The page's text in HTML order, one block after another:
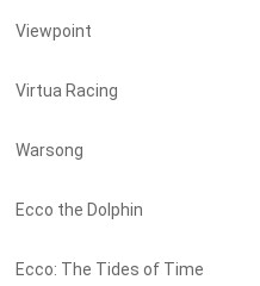
Viewpoint
Virtua Racing
Warsong
Ecco the Dolphin
Ecco: The Tides of Time